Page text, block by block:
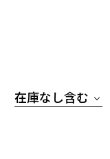
在庫なし含む